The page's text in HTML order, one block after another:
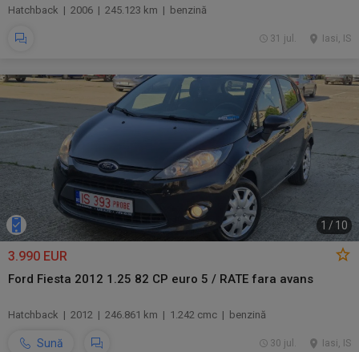
Hatchback | 2006 | 245.123 km | benzină
Iasi, IS
31 jul.
1 / 10
3.990 EUR
Ford Fiesta 2012 1.25 82 CP euro 5 / RATE fara avans
Hatchback | 2012 | 246.861 km | 1.242 cmc | benzină
Sună Iasi, IS
30 jul.